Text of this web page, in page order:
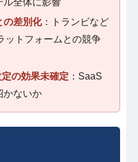
ル全体に影響
の差別化：トランビなど
ットフォームとの競争
の効果未確定 ：SaaS
かないか